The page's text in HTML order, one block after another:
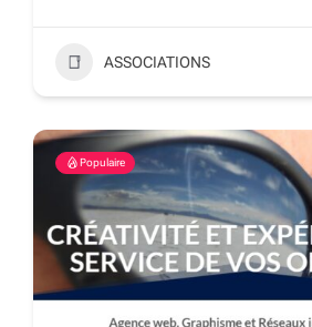
ASSOCIATIONS
Populaire